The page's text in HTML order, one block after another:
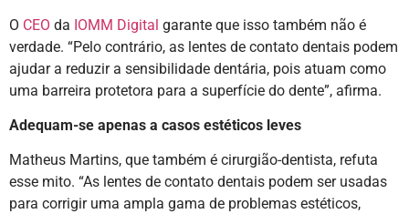
O CEO da IOMM Digital garante que isso também não é
verdade. “Pelo contrário, as lentes de contato dentais podem
ajudar a reduzir a sensibilidade dentária, pois atuam como
uma barreira protetora para a superfície do dente”, afirma.
Adequam-se apenas a casos estéticos leves
Matheus Martins, que também é cirurgião-dentista, refuta
esse mito. “As lentes de contato dentais podem ser usadas
para corrigir uma ampla gama de problemas estéticos,